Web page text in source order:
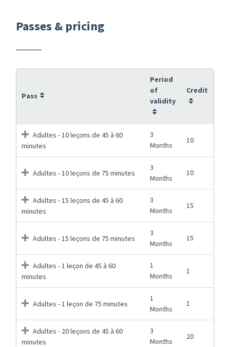
Passes & pricing
Pass
Period
of
validity
Credit
Adultes - 10 leçons de 45 à 60
minutes
3
Months
10
Adultes - 10 leçons de 75 minutes
3
Months
10
Adultes - 15 leçons de 45 à 60
minutes
3
Months
15
Adultes - 15 leçons de 75 minutes
3
Months
15
Adultes - 1 leçon de 45 à 60
minutes
1
Months
1
Adultes - 1 leçon de 75 minutes
1
Months
1
Adultes - 20 leçons de 45 à 60
minutes
3
Months
20